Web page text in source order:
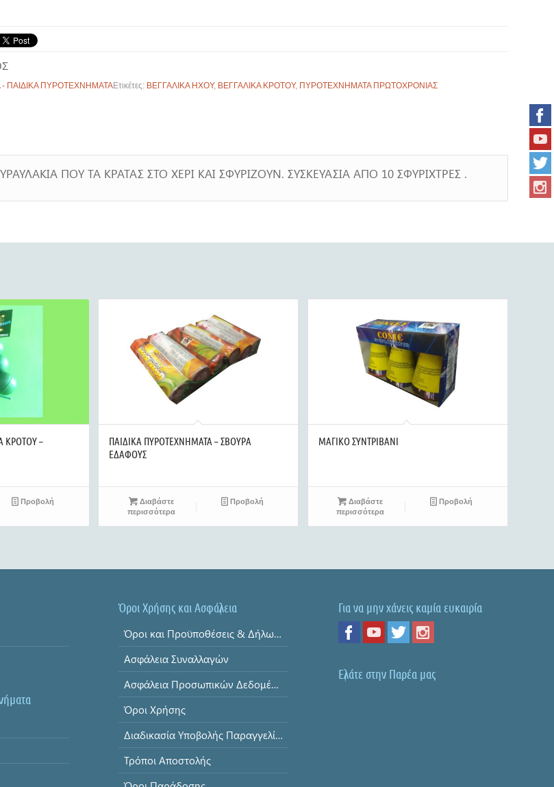
- ΠAIΔIKA ΠYPOTEXNHMATAΕτικέτες: ΒΕΓΓΑΛΙΚΑ ΗΧΟΥ, ΒΕΓΓΑΛΙΚΑ ΚΡΟΤΟΥ, ΠΥΡΟΤΕΧΝΗΜΑΤΑ ΠΡΩΤΟΧΡΟΝΙΑΣ
ΠΟΥ ΤΑ ΚΡΑΤΑΣ ΣΤΟ ΧΕΡΙ ΚΑΙ ΣΦΥΡΙΖΟΥΝ. ΣΥΣΚΕΥΑΣΙΑ ΑΠΟ 10 ΣΦΥΡΙΧΤΡΕΣ .
ΚΡΟΤΟΥ –
Προβολή
ΠΑΙΔΙΚΑ ΠΥΡΟΤΕΧΝΗΜΑΤΑ – ΣΒΟΥΡΑ
ΕΔΑΦΟΥΣ
Διαβάστε
περισσότερα
Προβολή
ΜΑΓΙΚΟ ΣΥΝΤΡΙΒΑΝΙ
Διαβάστε
περισσότερα
Προβολή
Όροι Χρήσης και Ασφάλεια
Όροι και Προϋποθέσεις & Δήλωση Απορρήτου
Ασφάλεια Συναλλαγών
Ασφάλεια Προσωπικών Δεδομένων
Όροι Χρήσης
Διαδικασία Υποβολής Παραγγελίας
Τρόποι Αποστολής
Για να μην χάνεις καμία ευκαιρία
Ελάτε στην Παρέα μας